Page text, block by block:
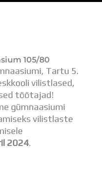
105/80
Tartu 5.
vilistlased,
töötajad!
gümnaasiumi
vilistlaste
2024.